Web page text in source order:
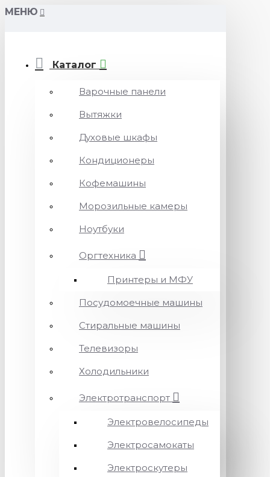
МЕНЮ
Каталог
Варочные панели
Вытяжки
Духовые шкафы
Кондиционеры
Кофемашины
Морозильные камеры
Ноутбуки
Оргтехника
Принтеры и МФУ
Посудомоечные машины
Стиральные машины
Телевизоры
Холодильники
Электротранспорт
Электровелосипеды
Электросамокаты
Электроскутеры